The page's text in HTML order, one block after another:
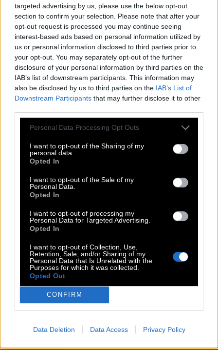
targeted advertising by us, please use the below opt-out
section to confirm your selection. Please note that after your
opt-out request is processed you may continue seeing
interest-based ads based on personal information utilized by
us or personal information disclosed to third parties prior to
your opt-out. You may separately opt-out of the further
disclosure of your personal information by third parties on the
IAB’s list of downstream participants. This information may
also be disclosed by us to third parties on the IAB’s List of
Downstream Participants that may further disclose it to other
Personal Data Processing Opt Outs
I want to opt-out of the Sharing of my
personal data.
Opted In
I want to opt-out of the Sale of my
Personal Data.
Opted In
I want to opt-out of processing my
Personal Data for Targeted Advertising.
Opted In
I want to opt-out of Collection, Use,
Retention, Sale, and/or Sharing of my
Personal Data that Is Unrelated with the
Purposes for which it was collected.
Opted Out
CONFIRM
Data Deletion Data Access Privacy Policy
H
A I
E
U
S E
R
F
A R N
Ordnung machen, Tabula __ machen :
R
A S
A
Englisches Wort für Nutzer:
U
S E
R
Papagei aus dem Disney-Film Aladdin:
A G
O
L L
E
Von hochwertiger Qualität:
D E
L
Im Meer lebende Raubfische d. Überordnung Selachii
A I
E
Bambis Eltern werden von __ getötet
US-Musical-Serie über einen Highschool-Club :